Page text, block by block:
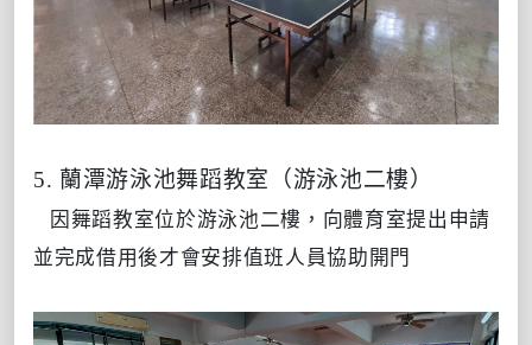
5. 蘭潭游泳池舞蹈教室（游泳池二樓）
因舞蹈教室位於游泳池二樓，向體育室提出申請
並完成借用後才會安排值班人員協助開門